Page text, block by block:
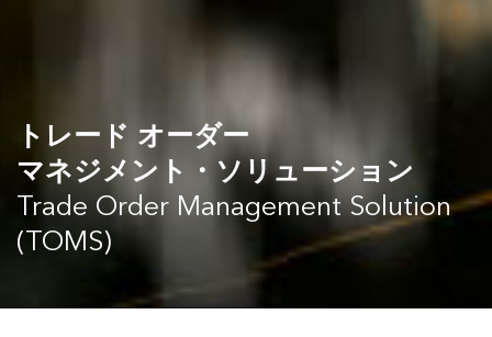
トレード オーダー
マネジメント・ソリューション
Trade Order Management Solution
(TOMS)